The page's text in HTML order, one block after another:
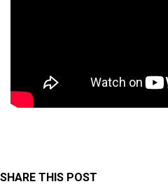
SHARE THIS POST